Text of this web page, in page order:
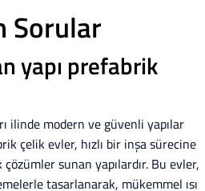
Sorular
yapı prefabrik
ilinde modern ve güvenli yapılar
çelik evler, hızlı bir inşa sürecine
sunan yapılardır. Bu evler,
tasarlanarak, mükemmel ısı